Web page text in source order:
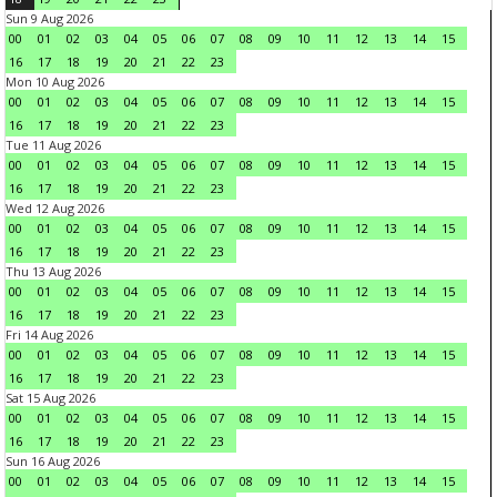
Sun 9 Aug 2026
00
01 02 03 04 05 06 07 08 09 10 11 12 13 14
15
16
17 18 19 20 21 22
23
Mon 10 Aug 2026
00
01 02 03 04 05 06 07 08 09 10 11 12 13 14
15
16
17 18 19 20 21 22
23
Tue 11 Aug 2026
00
01 02 03 04 05 06 07 08 09 10 11 12 13 14
15
16
17 18 19 20 21 22
23
Wed 12 Aug 2026
00
01 02 03 04 05 06 07 08 09 10 11 12 13 14
15
16
17 18 19 20 21 22
23
Thu 13 Aug 2026
00
01 02 03 04 05 06 07 08 09 10 11 12 13 14
15
16
17 18 19 20 21 22
23
Fri 14 Aug 2026
00
01 02 03 04 05 06 07 08 09 10 11 12 13 14
15
16
17 18 19 20 21 22
23
Sat 15 Aug 2026
00
01 02 03 04 05 06 07 08 09 10 11 12 13 14
15
16
17 18 19 20 21 22
23
Sun 16 Aug 2026
00
01 02 03 04 05 06 07 08 09 10 11 12 13 14
15